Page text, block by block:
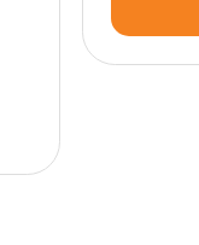
de garantir que
o processo.
e igual pra todo